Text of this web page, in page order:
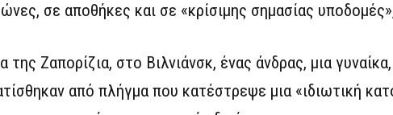
σε αποθήκες και σε «κρίσιμης σημασίας
της Ζαπορίζια, στο Βιλνιάνσκ, ένας άνδρας, μια
από πλήγμα που κατέστρεψε μια «ιδιωτική